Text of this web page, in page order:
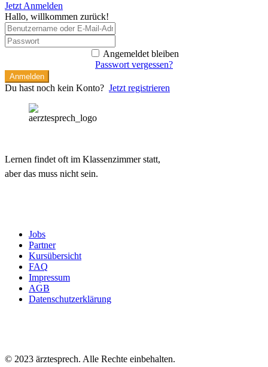
Jetzt Anmelden
Hallo, willkommen zurück!
Angemeldet bleiben
Passwort vergessen?
Anmelden
Du hast noch kein Konto? Jetzt registrieren
Lernen findet oft im Klassenzimmer statt,
aber das muss nicht sein.
Jobs
Partner
Kursübersicht
FAQ
Impressum
AGB
Datenschutzerklärung
© 2023 ärztesprech. Alle Rechte einbehalten.